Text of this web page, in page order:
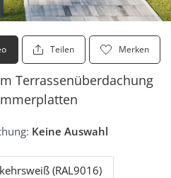
Teilen Merken
Terrassenüberdachung
Keine Auswahl
(RAL9016)